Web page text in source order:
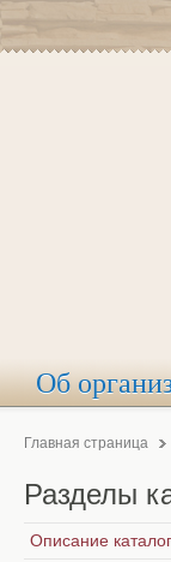
Об
Главная страница
Разделы
Описание